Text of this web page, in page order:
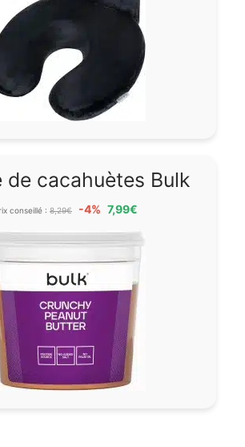
de cacahuètes Bulk
conseillé : 8,29€ -4% 7,99€